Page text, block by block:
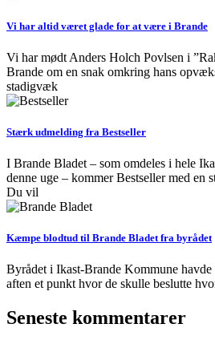
Vi har altid været glade for at være i Brande
Vi har mødt Anders Holch Povlsen i
Brande om en snak omkring hans
stadigvæk
Stærk udmelding fra Bestseller
I Brande Bladet – som omdeles i hele
denne uge – kommer Bestseller med en
Du vil
Kæmpe blodtud til Brande Bladet fra byrådet
Byrådet i Ikast-Brande Kommune
aften et punkt hvor de skulle beslutte
Seneste kommentarer